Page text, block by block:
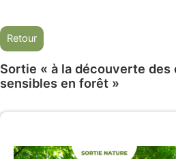
Retour
Sortie « à la découverte des
sensibles en forêt »